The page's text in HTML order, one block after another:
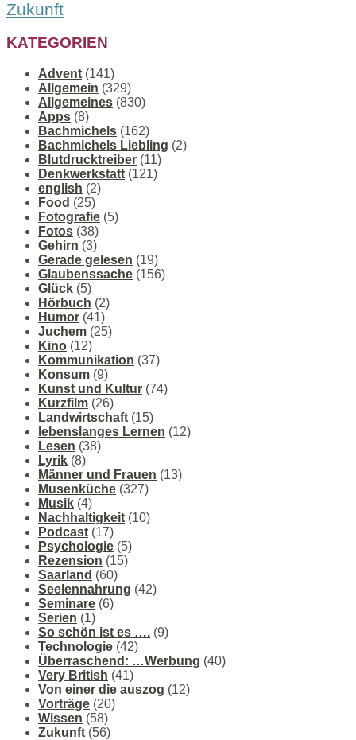
Zukunft
KATEGORIEN
Advent (141)
Allgemein (329)
Allgemeines (830)
Apps (8)
Bachmichels (162)
Bachmichels Liebling (2)
Blutdrucktreiber (11)
Denkwerkstatt (121)
english (2)
Food (25)
Fotografie (5)
Fotos (38)
Gehirn (3)
Gerade gelesen (19)
Glaubenssache (156)
Glück (5)
Hörbuch (2)
Humor (41)
Juchem (25)
Kino (12)
Kommunikation (37)
Konsum (9)
Kunst und Kultur (74)
Kurzfilm (26)
Landwirtschaft (15)
lebenslanges Lernen (12)
Lesen (38)
Lyrik (8)
Männer und Frauen (13)
Musenküche (327)
Musik (4)
Nachhaltigkeit (10)
Podcast (17)
Psychologie (5)
Rezension (15)
Saarland (60)
Seelennahrung (42)
Seminare (6)
Serien (1)
So schön ist es …. (9)
Technologie (42)
Überraschend: …Werbung (40)
Very British (41)
Von einer die auszog (12)
Vorträge (20)
Wissen (58)
Zukunft (56)